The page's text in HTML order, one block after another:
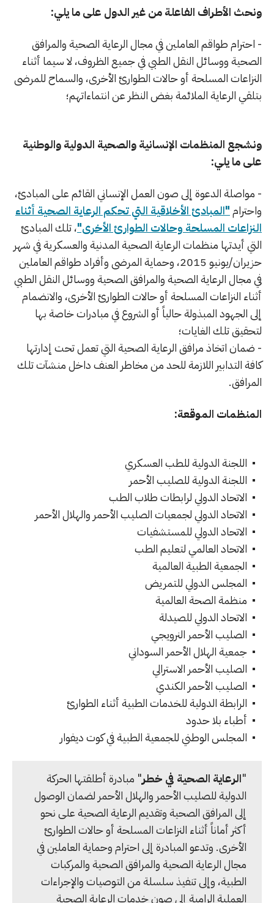
ونحث الأطراف الفاعلة من غير الدول على ما يلي:
- احترام طواقم العاملين في مجال الرعاية الصحية والمرافق
الصحية ووسائل النقل الطبي في جميع الظروف، لا سيما أثناء
النزاعات المسلحة أو حالات الطوارئ الأخرى، والسماح للمرضى
بتلقي الرعاية الملائمة بغض النظر عن انتماءاتهم؛
ونشجع المنظمات الإنسانية والصحية الدولية والوطنية
على ما يلي:
- مواصلة الدعوة إلى صون العمل الإنساني القائم على المبادئ،
واحترام"المبادئ الأخلاقية التي تحكم الرعاية الصحية أثناء
النزاعات المسلحة وحالات الطوارئ الأخرى"، تلك المبادئ
التي أيدتها منظمات الرعاية الصحية المدنية والعسكرية في شهر
حزيران/يونيو 2015، وحماية المرضى وأفراد طواقم العاملين
في مجال الرعاية الصحية والمرافق الصحية ووسائل النقل الطبي
أثناء النزاعات المسلحة أو حالات الطوارئ الأخرى، والانضمام
إلى الجهود المبذولة حالياً أو الشروع في مبادرات خاصة بها
لتحقيق تلك الغايات؛
- ضمان اتخاذ مرافق الرعاية الصحية التي تعمل تحت إدارتها
كافة التدابير اللازمة للحد من مخاطر العنف داخل منشآت تلك
المرافق.
المنظمات الموقعة:
اللجنة الدولية للطب العسكري
اللجنة الدولية للصليب الأحمر
الاتحاد الدولي لرابطات طلاب الطب
الاتحاد الدولي لجمعيات الصليب الأحمر والهلال الأحمر
الاتحاد الدولي للمستشفيات
الاتحاد العالمي لتعليم الطب
الجمعية الطبية العالمية
المجلس الدولي للتمريض
منظمة الصحة العالمية
الاتحاد الدولي للصيدلة
الصليب الأحمر النرويجي
جمعية الهلال الأحمر السوداني
الصليب الأحمر الاسترالي
الصليب الأحمر الكندي
الرابطة الدولية للخدمات الطبية أثناء الطوارئ
أطباء بلا حدود
المجلس الوطني للجمعية الطبية في كوت ديفوار
"الرعاية الصحية في خطر" مبادرة أطلقتها الحركة
الدولية للصليب الأحمر والهلال الأحمر لضمان الوصول
إلى المرافق الصحية وتقديم الرعاية الصحية على نحو
أكثر أماناً أثناء النزاعات المسلحة أو حالات الطوارئ
الأخرى. وتدعو المبادرة إلى احترام وحماية العاملين في
مجال الرعاية الصحية والمرافق الصحية والمركبات
الطبية، وإلى تنفيذ سلسلة من التوصيات والإجراءات
العملية الرامية إلى صون خدمات الرعاية الصحية